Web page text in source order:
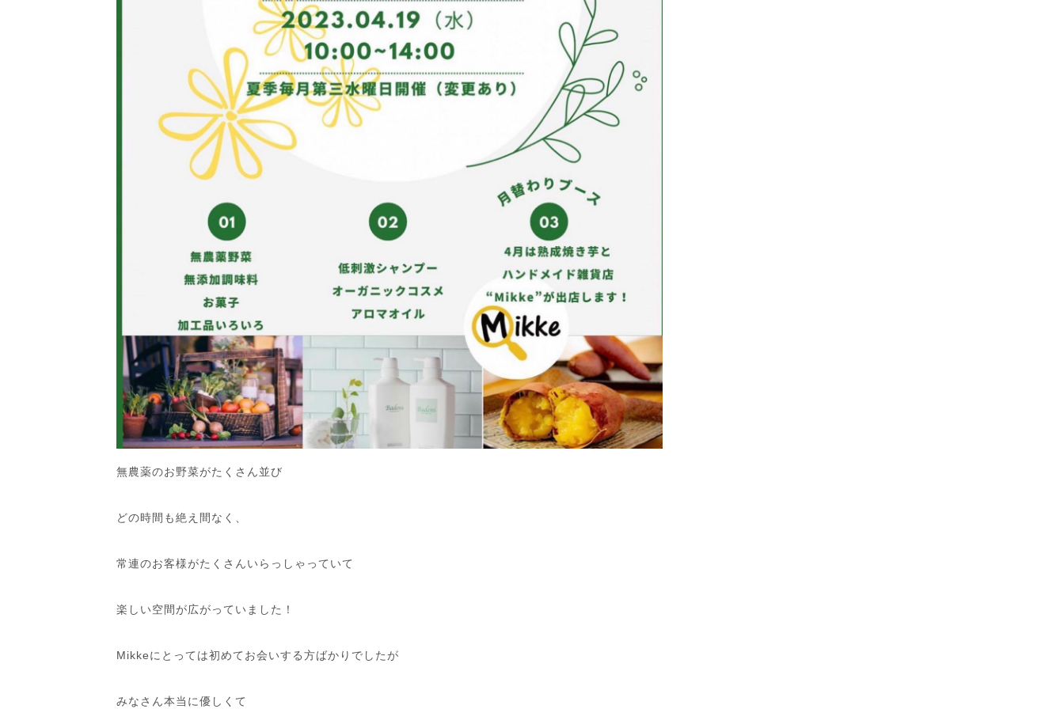
無農薬のお野菜がたくさん並び
どの時間も絶え間なく、
常連のお客様がたくさんいらっしゃっていて
楽しい空間が広がっていました！
Mikkeにとっては初めてお会いする方ばかりでしたが
みなさん本当に優しくて